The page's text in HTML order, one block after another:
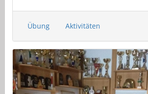
Übung Aktivitäten